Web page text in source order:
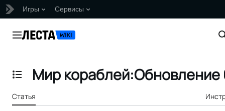
Игры Сервисы
Главное меню
Отобразить/Скрыть содержание
Мир кораблей:Обновление
Статья